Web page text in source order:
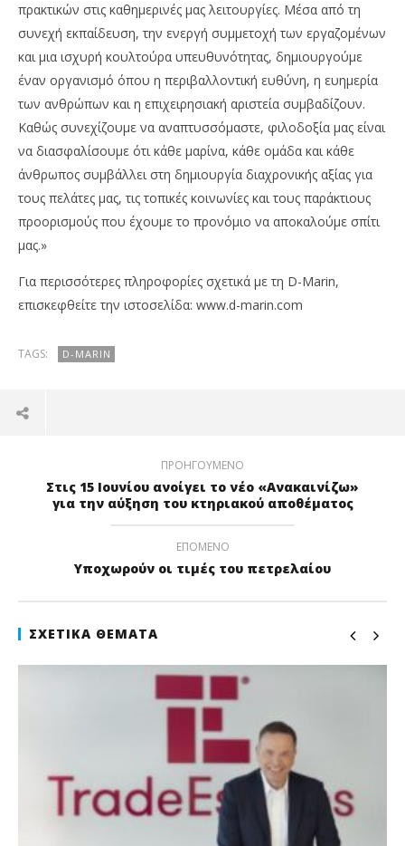
πρακτικών στις καθημερινές μας λειτουργίες. Μέσα από τη
συνεχή εκπαίδευση, την ενεργή συμμετοχή των εργαζομένων
και μια ισχυρή κουλτούρα υπευθυνότητας, δημιουργούμε
έναν οργανισμό όπου η περιβαλλοντική ευθύνη, η ευημερία
των ανθρώπων και η επιχειρησιακή αριστεία συμβαδίζουν.
Καθώς συνεχίζουμε να αναπτυσσόμαστε, φιλοδοξία μας είναι
να διασφαλίσουμε ότι κάθε μαρίνα, κάθε ομάδα και κάθε
άνθρωπος συμβάλλει στη δημιουργία διαχρονικής αξίας για
τους πελάτες μας, τις τοπικές κοινωνίες και τους παράκτιους
προορισμούς που έχουμε το προνόμιο να αποκαλούμε σπίτι
μας.»
Για περισσότερες πληροφορίες σχετικά με τη D-Marin,
επισκεφθείτε την ιστοσελίδα: www.d-marin.com
TAGS: D-MARIN
ΠΡΟΗΓΟΎΜΕΝΟ
Στις 15 Ιουνίου ανοίγει το νέο «Ανακαινίζω»
για την αύξηση του κτηριακού αποθέματος
ΕΠΌΜΕΝΟ
Υποχωρούν οι τιμές του πετρελαίου
ΣΧΕΤΙΚΆ ΘΈΜΑΤΑ